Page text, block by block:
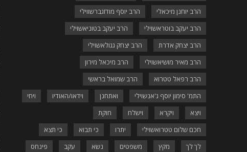
הרב יוחנן מיכאלי
הרב יוסף מודזגברשווילי
הרב יעקב בוטראשוילי
הרב יעקב בטוניאשוילי
הרב יצחק אדרת
הרב יצחק גגולאשוילי
הרב מאיר מושיאשוילי
הרב מיכאל מירון
הרב רפאל טטרוא
הרב שמואל בראשי
התמ' סימון יוסף ג'אנשוילי
ואתחנן וידאו/האודיו
ויחי
ויצא
ויקרא וישלח
חוקת
חכם שלום טטרואשוילי
יתרו כי תבוא
כי תצא
לך לך
מקץ משפטים נשא עקב
פינחס